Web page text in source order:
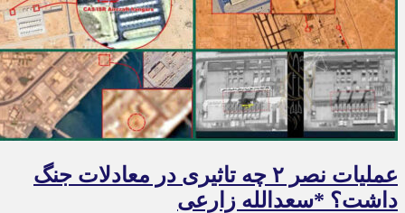
عملیات نصر ۲ چه تاثیری در معادلات جنگ
داشت؟ *سعدالله زارعی